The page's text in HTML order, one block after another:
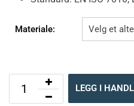
Materiale:
LEGG I